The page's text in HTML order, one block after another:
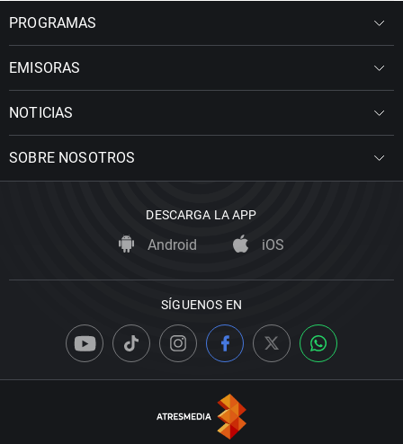
PROGRAMAS
EMISORAS
NOTICIAS
SOBRE NOSOTROS
DESCARGA LA APP
Android iOS
SÍGUENOS EN